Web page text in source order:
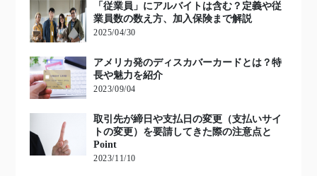
「従業員」にアルバイトは含む？定義や従
業員数の数え方、加入保険まで解説
2025/04/30
アメリカ発のディスカバーカードとは？特
長や魅力を紹介
2023/09/04
取引先が締日や支払日の変更（支払いサイ
トの変更）を要請してきた際の注意点と
Point
2023/11/10